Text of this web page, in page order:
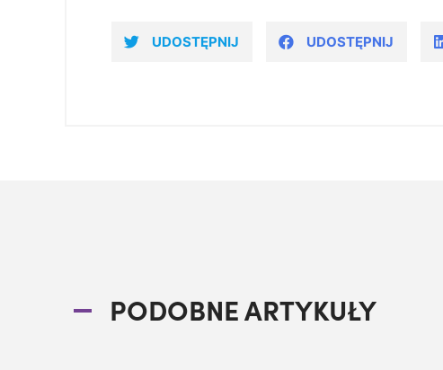
UDOSTĘPNIJ UDOSTĘPNIJ
PODOBNE ARTYKUŁY